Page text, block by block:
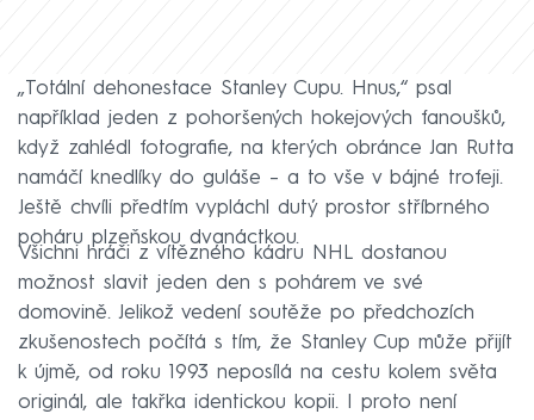
„Totální dehonestace Stanley Cupu. Hnus,“ psal
například jeden z pohoršených hokejových fanoušků,
když zahlédl fotografie, na kterých obránce Jan Rutta
namáčí knedlíky do guláše – a to vše v bájné trofeji.
Ještě chvíli předtím vypláchl dutý prostor stříbrného
poháru plzeňskou dvanáctkou.
Všichni hráči z vítězného kádru NHL dostanou
možnost slavit jeden den s pohárem ve své
domovině. Jelikož vedení soutěže po předchozích
zkušenostech počítá s tím, že Stanley Cup může přijít
k újmě, od roku 1993 neposílá na cestu kolem světa
originál, ale takřka identickou kopii. I proto není